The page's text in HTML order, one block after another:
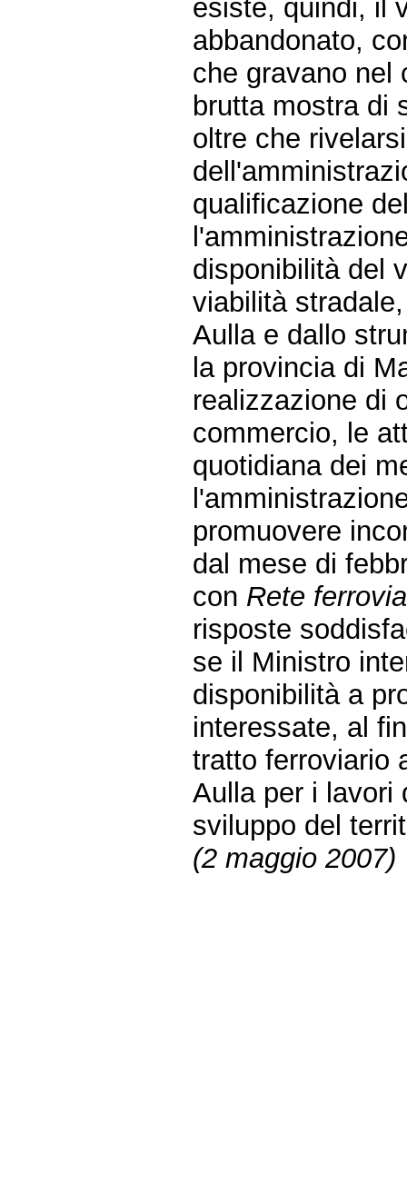
esiste, quindi, il
abbandonato,
che gravano nel
brutta mostra di
oltre che
qualificazione
disponibilità del
viabilità
Aulla e dallo
la provincia di
realizzazione di
commercio, le
quotidiana dei
promuovere
dal mese di
con Rete
risposte
se il Ministro
disponibilità a
interessate, al
tratto ferroviario
Aulla per i lavori
sviluppo del
(2 maggio 2007)